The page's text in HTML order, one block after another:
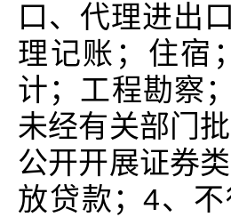
口、代理进出
理记账；住宿
计；工程勘察
未经有关部门
公开开展证券
放贷款；4、